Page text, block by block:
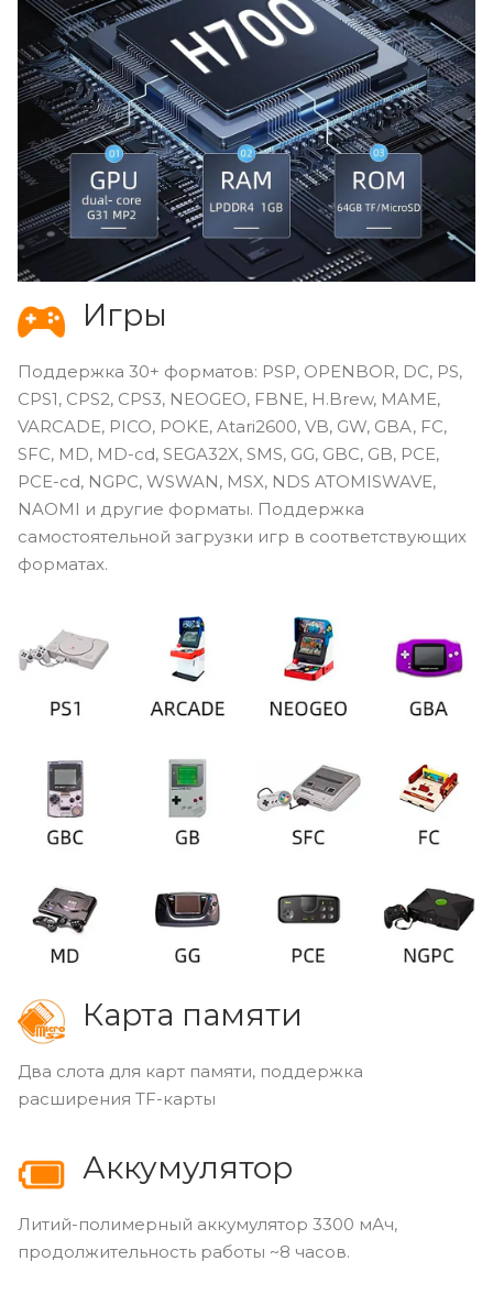
Игры
Поддержка 30+ форматов: PSP, OPENBOR, DC, PS,
CPS1, CPS2, CPS3, NEOGEO, FBNE, H.Brew, MAME,
VARCADE, PICO, POKE, Atari2600, VB, GW, GBA, FC,
SFC, MD, MD-cd, SEGA32X, SMS, GG, GBC, GB, PCE,
PCE-cd, NGPC, WSWAN, MSX, NDS ATOMISWAVE,
NAOMI и другие форматы. Поддержка
самостоятельной загрузки игр в соответствующих
форматах.
Карта памяти
Два слота для карт памяти, поддержка
расширения TF-карты
Аккумулятор
Литий-полимерный аккумулятор 3300 мАч,
продолжительность работы ~8 часов.